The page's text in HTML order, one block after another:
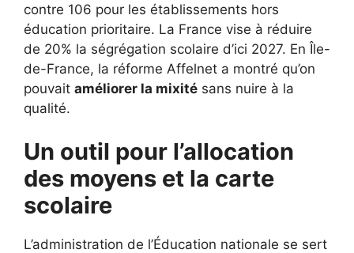
contre 106 pour les établissements hors
éducation prioritaire. La France vise à réduire
de 20% la ségrégation scolaire d’ici 2027. En Île-
de-France, la réforme Affelnet a montré qu’on
pouvait améliorer la mixité sans nuire à la
qualité.
Un outil pour l’allocation
des moyens et la carte
scolaire
L’administration de l’Éducation nationale se sert